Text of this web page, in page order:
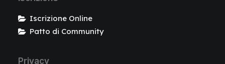
Iscrizione Online
Patto di Community
Privacy